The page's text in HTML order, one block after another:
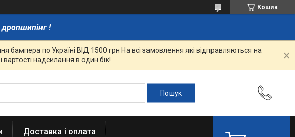
Кошик
!
по Україні ВІД 1500 грн На всі замовлення які відправляються на
надсилання в один бік!
Доставка і оплата